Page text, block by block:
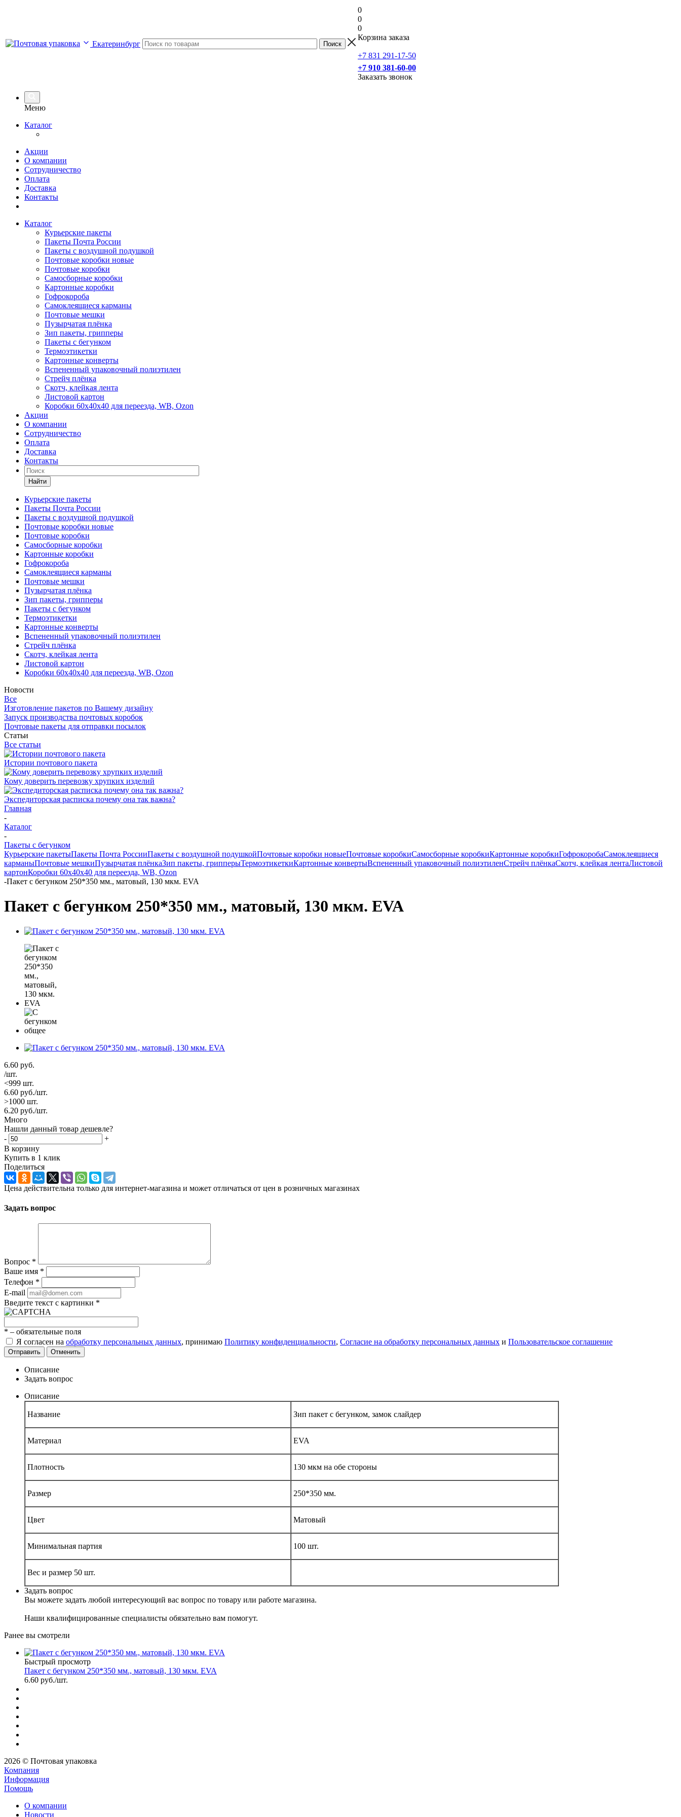
Екатеринбург
0
0
0
Корзина заказа
+7 831 291-17-50
+7 910 381-60-00
Заказать звонок
Меню
Каталог
Акции
О компании
Сотрудничество
Оплата
Доставка
Контакты
Каталог
Курьерские пакеты
Пакеты Почта России
Пакеты с воздушной подушкой
Почтовые коробки новые
Почтовые коробки
Самосборные коробки
Картонные коробки
Гофрокороба
Самоклеящиеся карманы
Почтовые мешки
Пузырчатая плёнка
Зип пакеты, грипперы
Пакеты с бегунком
Термоэтикетки
Картонные конверты
Вспененный упаковочный полиэтилен
Стрейч плёнка
Скотч, клейкая лента
Листовой картон
Коробки 60х40х40 для переезда, WB, Ozon
Акции
О компании
Сотрудничество
Оплата
Доставка
Контакты
Найти
Курьерские пакеты
Пакеты Почта России
Пакеты с воздушной подушкой
Почтовые коробки новые
Почтовые коробки
Самосборные коробки
Картонные коробки
Гофрокороба
Самоклеящиеся карманы
Почтовые мешки
Пузырчатая плёнка
Зип пакеты, грипперы
Пакеты с бегунком
Термоэтикетки
Картонные конверты
Вспененный упаковочный полиэтилен
Стрейч плёнка
Скотч, клейкая лента
Листовой картон
Коробки 60х40х40 для переезда, WB, Ozon
Новости
Все
Изготовление пакетов по Вашему дизайну
Запуск производства почтовых коробок
Почтовые пакеты для отправки посылок
Статьи
Все статьи
Истории почтового пакета
Кому доверить перевозку хрупких изделий
Экспедиторская расписка почему она так важна?
Главная
-
Каталог
-
Пакеты с бегунком
Курьерские пакетыПакеты Почта РоссииПакеты с воздушной подушкойПочтовые коробки новыеПочтовые коробкиСамосборные коробкиКартонные коробкиГофрокоробаСамоклеящиеся
карманыПочтовые мешкиПузырчатая плёнкаЗип пакеты, грипперыТермоэтикеткиКартонные конвертыВспененный упаковочный полиэтиленСтрейч плёнкаСкотч, клейкая лентаЛистовой
картонКоробки 60х40х40 для переезда, WB, Ozon
-Пакет с бегунком 250*350 мм., матовый, 130 мкм. EVA
Пакет с бегунком 250*350 мм., матовый, 130 мкм. EVA
6.60 руб.
/шт.
<999 шт.
6.60 руб./шт.
>1000 шт.
6.20 руб./шт.
Много
Нашли данный товар дешевле?
-
+
В корзину
Купить в 1 клик
Поделиться
Цена действительна только для интернет-магазина и может отличаться от цен в розничных магазинах
Задать вопрос
Вопрос *
Ваше имя *
Телефон *
E-mail
Введите текст с картинки *
* – обязательные поля
Я согласен на обработку персональных данных, принимаю Политику конфиденциальности, Согласие на обработку персональных данных и Пользовательское соглашение
Отправить Отменить
Описание
Задать вопрос
Описание
Название Зип пакет с бегунком, замок слайдер
Материал EVA
Плотность 130 мкм на обе стороны
Размер 250*350 мм.
Цвет Матовый
Минимальная партия 100 шт.
Вес и размер 50 шт.
Задать вопрос
Вы можете задать любой интересующий вас вопрос по товару или работе магазина.
Наши квалифицированные специалисты обязательно вам помогут.
Ранее вы смотрели
Быстрый просмотр
Пакет с бегунком 250*350 мм., матовый, 130 мкм. EVA
6.60 руб./шт.
2026 © Почтовая упаковка
Компания
Информация
Помощь
О компании
Новости